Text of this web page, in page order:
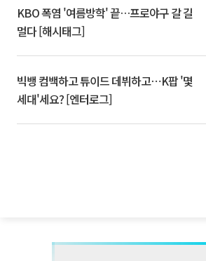
KBO 폭염 '여름방학' 끝…프로야구 갈 길
멀다 [해시태그]
빅뱅 컴백하고 튜이드 데뷔하고⋯K팝 '몇
세대'세요? [엔터로그]